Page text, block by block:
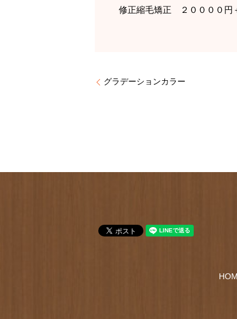
修正縮毛矯正 ２００００
グラデーションカラー